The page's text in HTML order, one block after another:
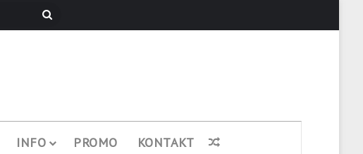
Pretraži
INFO PROMO KONTAKT Nasumični članak